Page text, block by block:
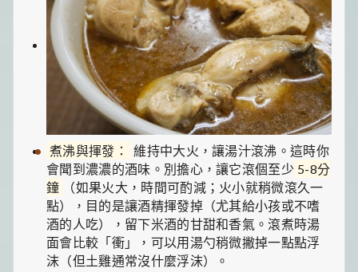
煮沸與揮發：
維持中大火，讓湯汁滾沸。這時你
會聞到濃濃的酒味。別擔心，讓它滾個至少 5-8分
鐘
（如果火大，時間可酌減；火小就稍微滾久一
點），目的是讓酒精揮發掉（尤其給小孩或不嗜
酒的人吃），留下米酒的甘甜和香氣。滾煮時湯
面會比較「衝」，可以用湯勺稍微撇掉一點點浮
沫（但土雞通常沒什麼浮沫）。